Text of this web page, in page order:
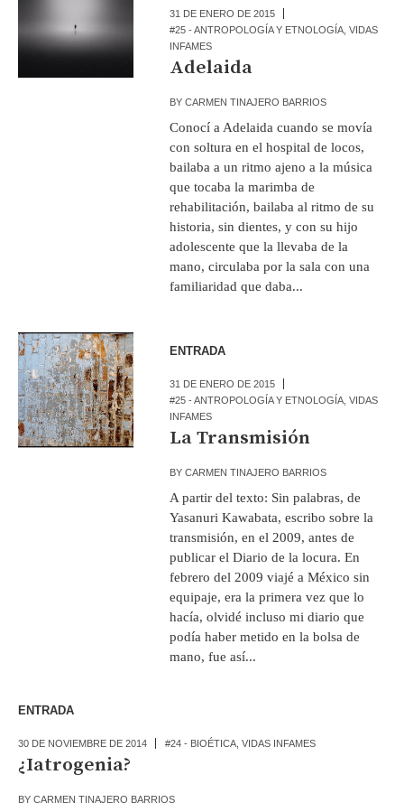
31 DE ENERO DE 2015
#25 - ANTROPOLOGÍA Y ETNOLOGÍA ,VIDAS
INFAMES
Adelaida
BYCARMEN TINAJERO BARRIOS
Conocí a Adelaida cuando se movía
con soltura en el hospital de locos,
bailaba a un ritmo ajeno a la música
que tocaba la marimba de
rehabilitación, bailaba al ritmo de su
historia, sin dientes, y con su hijo
adolescente que la llevaba de la
mano, circulaba por la sala con una
familiaridad que daba...
ENTRADA
31 DE ENERO DE 2015
#25 - ANTROPOLOGÍA Y ETNOLOGÍA ,VIDAS
INFAMES
La Transmisión
BYCARMEN TINAJERO BARRIOS
A partir del texto: Sin palabras, de
Yasanuri Kawabata, escribo sobre la
transmisión, en el 2009, antes de
publicar el Diario de la locura. En
febrero del 2009 viajé a México sin
equipaje, era la primera vez que lo
hacía, olvidé incluso mi diario que
podía haber metido en la bolsa de
mano, fue así...
ENTRADA
30 DE NOVIEMBRE DE 2014 #24 - BIOÉTICA VIDAS INFAMES
¿Iatrogenia?
BY CARMEN TINAJERO BARRIOS